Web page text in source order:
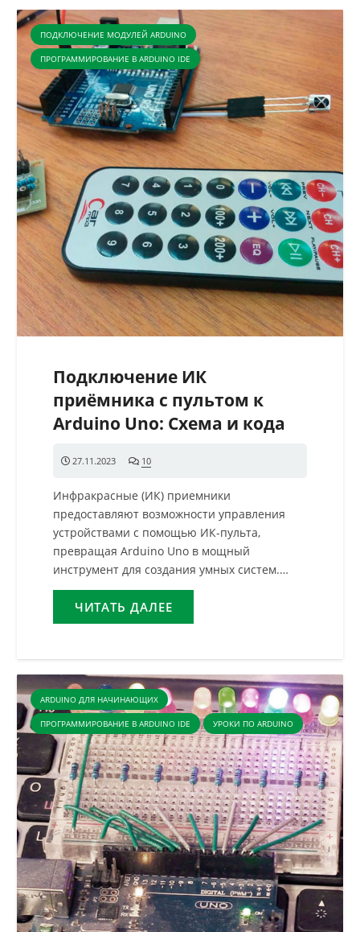
ПОДКЛЮЧЕНИЕ МОДУЛЕЙ ARDUINO
ПРОГРАММИРОВАНИЕ В ARDUINO IDE
Подключение ИК
приёмника с пультом к
Arduino Uno: Схема и кода
27.11.2023 10
Инфракрасные (ИК) приемники
предоставляют возможности управления
устройствами с помощью ИК-пульта,
превращая Arduino Uno в мощный
инструмент для создания умных систем.…
ЧИТАТЬ ДАЛЕЕ
ARDUINO ДЛЯ НАЧИНАЮЩИХ
ПРОГРАММИРОВАНИЕ В ARDUINO IDE УРОКИ ПО ARDUINO